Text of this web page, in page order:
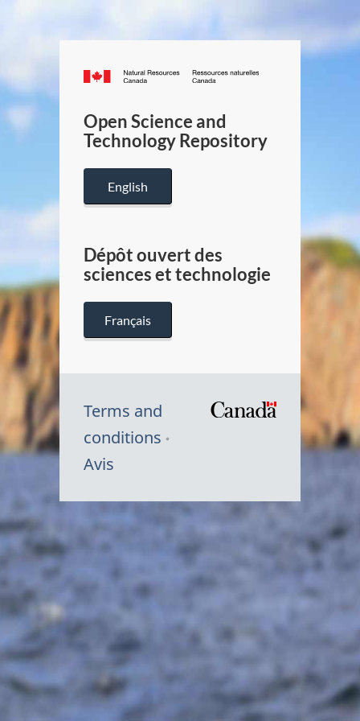
Canada.ca
/
Canada
Open Science and
Technology Repository
English
Dépôt ouvert des
sciences et technologie
Français
Terms and
conditions
Avis
Symbole
Canada